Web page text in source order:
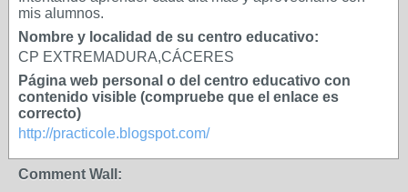
mis alumnos.
Nombre y localidad de su centro educativo:
CP EXTREMADURA,CÁCERES
Página web personal o del centro educativo con
contenido visible (compruebe que el enlace es
correcto)
http://practicole.blogspot.com/
Comment Wall: